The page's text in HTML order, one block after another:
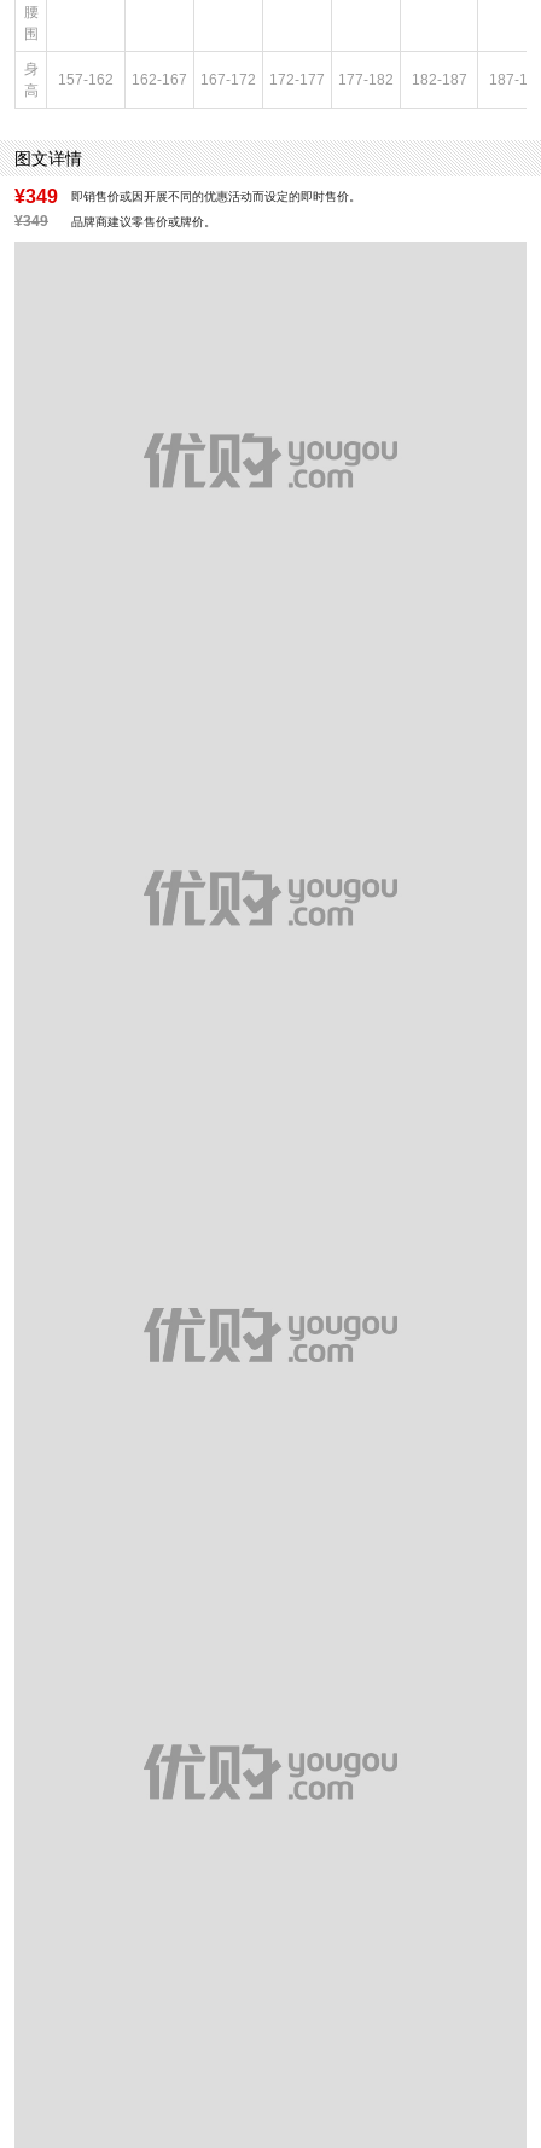
腰
围
身
高
157-162 162-167 167-172 172-177 177-182 182-187 187-
图文详情
¥349 即销售价或因开展不同的优惠活动而设定的即时售价。
¥349 品牌商建议零售价或牌价。